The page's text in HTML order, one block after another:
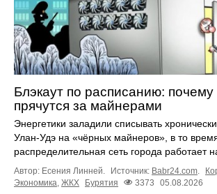
Блэкаут по расписанию: почему
прячутся за майнерами
Энергетики заладили списывать
Улан-Удэ на «чёрных майнеров», в то
распределительная сеть города работает
Автор: Есения Линней. Источник: Babr24.com.
Экономика, ЖКХ Бурятия 3373 05.08.2026